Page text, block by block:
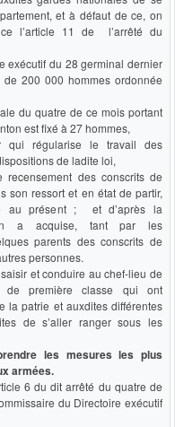
et à défaut de ce, on
l’article 11 de l’arrêté du
exécutif du 28 germinal dernier
200 000 hommes ordonnée
du quatre de ce mois portant
est fixé à 27 hommes,
régularise le travail des
de ladite loi,
recensement des conscrits de
son ressort et en état de partir,
au présent ; et d’après la
a acquise, tant par les
parents des conscrits de
personnes.
et conduire au chef-lieu de
de première classe qui ont
la patrie et auxdites différentes
de s’aller ranger sous les
les mesures les plus
armées.
6 du dit arrêté du quatre de
du Directoire exécutif